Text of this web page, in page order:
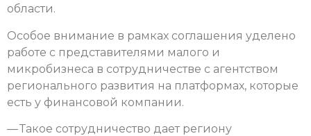
области.
Особое внимание в рамках соглашения уделено
работе с представителями малого и
микробизнеса в сотрудничестве с агентством
регионального развития на платформах, которые
есть у финансовой компании.
— Такое сотрудничество дает региону